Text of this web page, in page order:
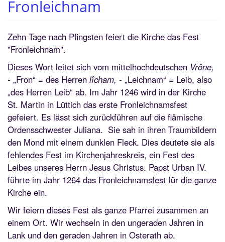
Fronleichnam
Zehn Tage nach Pfingsten feiert die Kirche das Fest
"Fronleichnam".
Dieses Wort leitet sich vom mittelhochdeutschen Vrône,
- „Fron“ = des Herren lîcham, - „Leichnam“ = Leib, also
„des Herren Leib“ ab. Im Jahr 1246 wird in der Kirche
St. Martin in Lüttich das erste Fronleichnamsfest
gefeiert. Es lässt sich zurückführen auf die flämische
Ordensschwester Juliana. Sie sah in ihren Traumbildern
den Mond mit einem dunklen Fleck. Dies deutete sie als
fehlendes Fest im Kirchenjahreskreis, ein Fest des
Leibes unseres Herrn Jesus Christus. Papst Urban IV.
führte im Jahr 1264 das Fronleichnamsfest für die ganze
Kirche ein.
Wir feiern dieses Fest als ganze Pfarrei zusammen an
einem Ort. Wir wechseln in den ungeraden Jahren in
Lank und den geraden Jahren in Osterath ab.